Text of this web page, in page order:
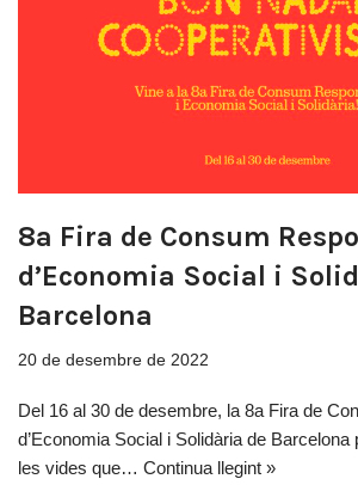
8a Fira de Consum
d’Economia Social i
Barcelona
20 de desembre de 2022
Del 16 al 30 de desembre, la 8a Fira de
d’Economia Social i Solidària de Barcelona
les vides que… Continua llegint »